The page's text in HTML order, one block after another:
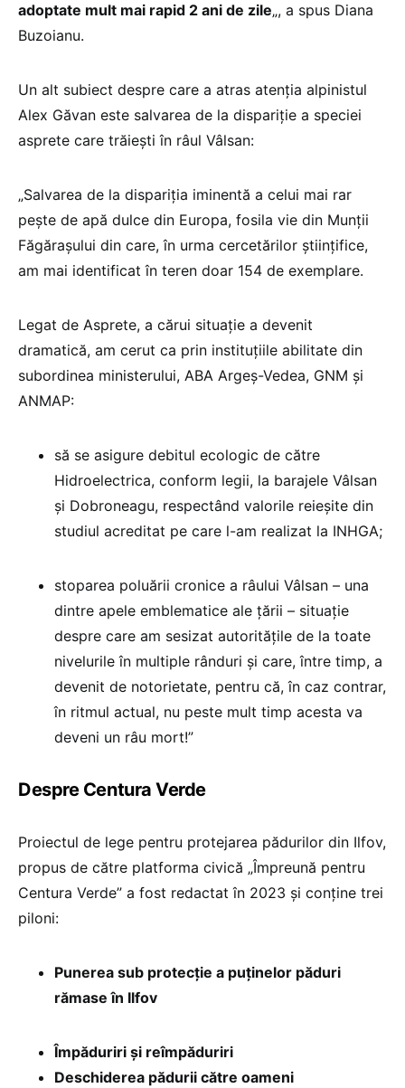
adoptate mult mai rapid 2 ani de zile„, a spus Diana
Buzoianu.
Un alt subiect despre care a atras atenția alpinistul
Alex Găvan este salvarea de la dispariție a speciei
asprete care trăiești în râul Vâlsan:
„Salvarea de la dispariția iminentă a celui mai rar
pește de apă dulce din Europa, fosila vie din Munții
Făgărașului din care, în urma cercetărilor științifice,
am mai identificat în teren doar 154 de exemplare.
Legat de Asprete, a cărui situație a devenit
dramatică, am cerut ca prin instituțiile abilitate din
subordinea ministerului, ABA Argeș-Vedea, GNM și
ANMAP:
să se asigure debitul ecologic de către
Hidroelectrica, conform legii, la barajele Vâlsan
și Dobroneagu, respectând valorile reieșite din
studiul acreditat pe care l-am realizat la INHGA;
stoparea poluării cronice a râului Vâlsan – una
dintre apele emblematice ale țării – situație
despre care am sesizat autoritățile de la toate
nivelurile în multiple rânduri și care, între timp, a
devenit de notorietate, pentru că, în caz contrar,
în ritmul actual, nu peste mult timp acesta va
deveni un râu mort!”
Despre Centura Verde
Proiectul de lege pentru protejarea pădurilor din Ilfov,
propus de către platforma civică „Împreună pentru
Centura Verde” a fost redactat în 2023 și conține trei
piloni:
Punerea sub protecție a puținelor păduri
rămase în Ilfov
Împăduriri și reîmpăduriri
Deschiderea pădurii către oameni